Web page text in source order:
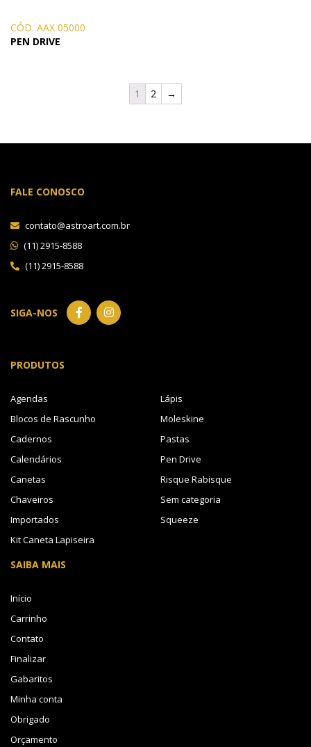
CÓD. AAX 05000
PEN DRIVE
1 2 →
FALE CONOSCO
contato@astroart.com.br
(11) 2915-8588
(11) 2915-8588
SIGA-NOS
PRODUTOS
Agendas
Blocos de Rascunho
Cadernos
Calendários
Canetas
Chaveiros
Importados
Kit Caneta Lapiseira
Lápis
Moleskine
Pastas
Pen Drive
Risque Rabisque
Sem categoria
Squeeze
SAIBA MAIS
Início
Carrinho
Contato
Finalizar
Gabaritos
Minha conta
Obrigado
Orçamento